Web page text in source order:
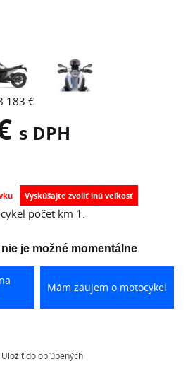
183 €
s DPH
počet km 1.
je možné momentálne
Mám záujem o motocykel
Uložiť do obľúbených